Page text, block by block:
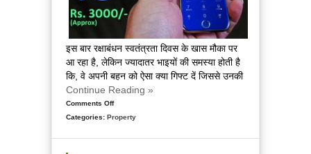
अभियान
(Sponsored
Content)
इस बार रक्षाबंधन स्वतंत्रता दिवस के खास मौका पर
आ रहा है, लेकिन ज्यादातर भाइयों की समस्या होती है
कि, वे अपनी बहन को ऐसा क्या गिफ्ट दें जिससे उनकी
Continue Reading »
Comments Offon
सिर्फ
Categories: Property